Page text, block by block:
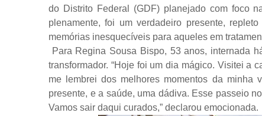
do Distrito Federal (GDF) planejado com foco
plenamente, foi um verdadeiro presente,
memórias inesquecíveis para aqueles em
Para Regina Sousa Bispo, 53 anos, internada
transformador. “Hoje foi um dia mágico. Visitei a
me lembrei dos melhores momentos da
presente, e a saúde, uma dádiva. Esse passeio
Vamos sair daqui curados,” declarou emocionada.